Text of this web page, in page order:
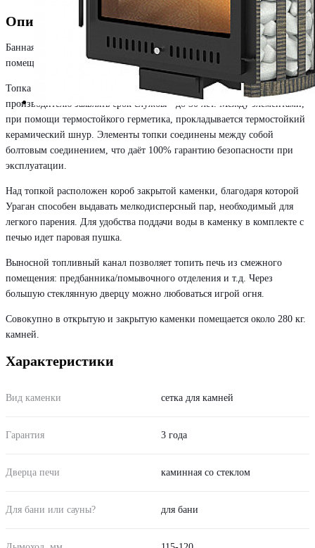
Описание
Банная печь Ураган Ковка 22 Панорама "М" подходит для парного
помещения объёмом до 24 куб. м.
Топка печи сделана из 3-х чугунных элементов, что позволяет
производителю заявлять срок службы - до 30 лет. Между элементами,
при помощи термостойкого герметика, прокладывается термостойкий
керамический шнур. Элементы топки соединены между собой
болтовым соединением, что даёт 100% гарантию безопасности при
эксплуатации.
Над топкой расположен короб закрытой каменки, благодаря которой
Ураган способен выдавать мелкодисперсный пар, необходимый для
легкого парения. Для удобства поддачи воды в каменку в комплекте с
печью идет паровая пушка.
Выносной топливный канал позволяет топить печь из смежного
помещения: предбанника/помывочного отделения и т.д. Через
большую стеклянную дверцу можно любоваться игрой огня.
Совокупно в открытую и закрытую каменки помещается около 280 кг.
камней.
Характеристики
Вид каменки сетка для камней
Гарантия 3 года
Дверца печи каминная со стеклом
Для бани или сауны? для бани